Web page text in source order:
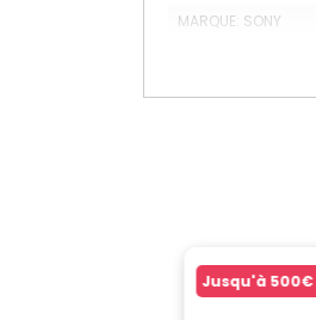
MARQUE: SONY
Jusqu'à 500€